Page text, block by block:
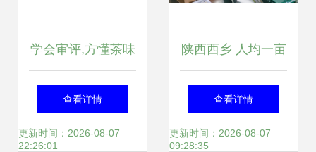
学会审评,方懂茶味
_文化_网
查看详情
更新时间：2026-08-07
22:26:01
陕西西乡 人均一亩
茶，富民美如画
查看详情
更新时间：2026-08-07
09:28:35